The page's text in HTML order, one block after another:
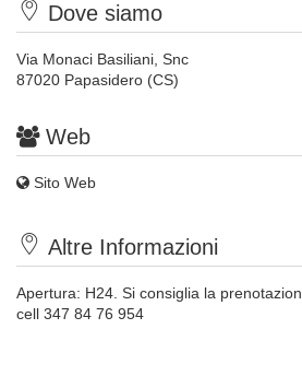
Dove siamo
Via Monaci Basiliani, Snc
87020 Papasidero (CS)
Web
Sito Web
Altre Informazioni
Apertura: H24. Si consiglia la
cell 347 84 76 954